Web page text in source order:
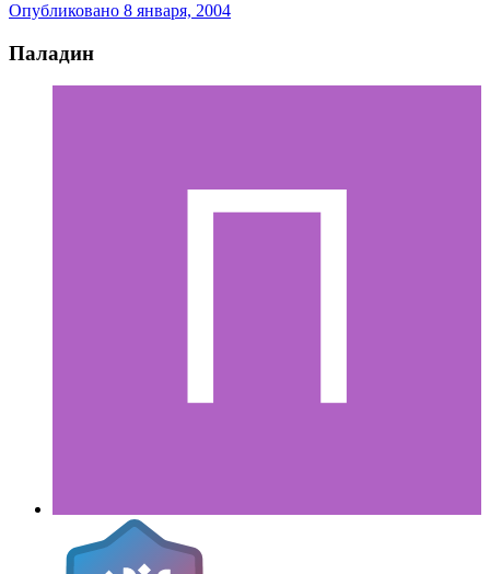
Опубликовано 8 января, 2004
Паладин